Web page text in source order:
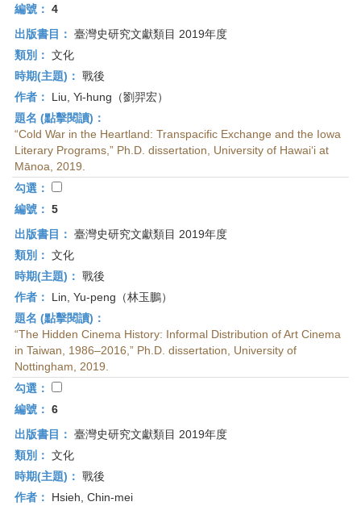
編號： 4
出版書目： 臺灣史研究文獻類目 2019年度
類別： 文化
時期(主題)： 戰後
作者：
Liu, Yi-hung（劉羿宏）
題名 (點擊閱讀)：
“Cold War in the Heartland: Transpacific Exchange and the Iowa
Literary Programs,” Ph.D. dissertation, University of Hawai‘i at
Mānoa, 2019.
勾選：
編號： 5
出版書目： 臺灣史研究文獻類目 2019年度
類別： 文化
時期(主題)： 戰後
作者：
Lin, Yu-peng（林玉鵬）
題名 (點擊閱讀)：
“The Hidden Cinema History: Informal Distribution of Art Cinema
in Taiwan, 1986–2016,” Ph.D. dissertation, University of
Nottingham, 2019.
勾選：
編號： 6
出版書目： 臺灣史研究文獻類目 2019年度
類別： 文化
時期(主題)： 戰後
作者：
Hsieh, Chin-mei